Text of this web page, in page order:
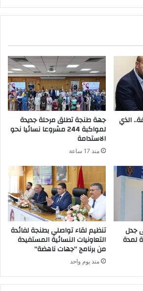
الذي جهة طنجة تطلق مرحلة جديدة
لمواكبة 244 مشروعا نسائيا نحو
الاستدامة
منذ 17 ساعة
جدل
لمدة
تنظيم لقاء تواصلي بطنجة لفائدة
التعاونيات النسائية المستفيدة
من برنامج “جهات ناهضة”
منذ يوم واحد